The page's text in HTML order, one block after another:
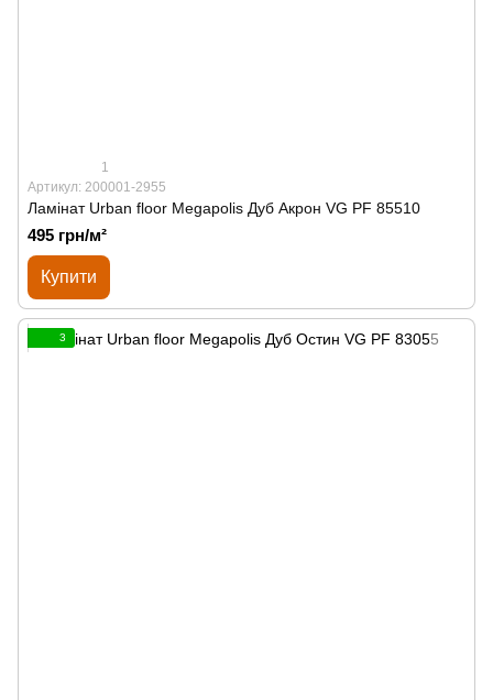
1
Артикул: 200001-2955
Ламінат Urban floor Megapolis Дуб Акрон VG PF 85510
495 грн/м²
Купити
3